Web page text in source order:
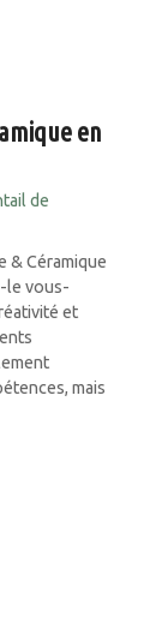
en
de
& Céramique
le vous-
et
mais